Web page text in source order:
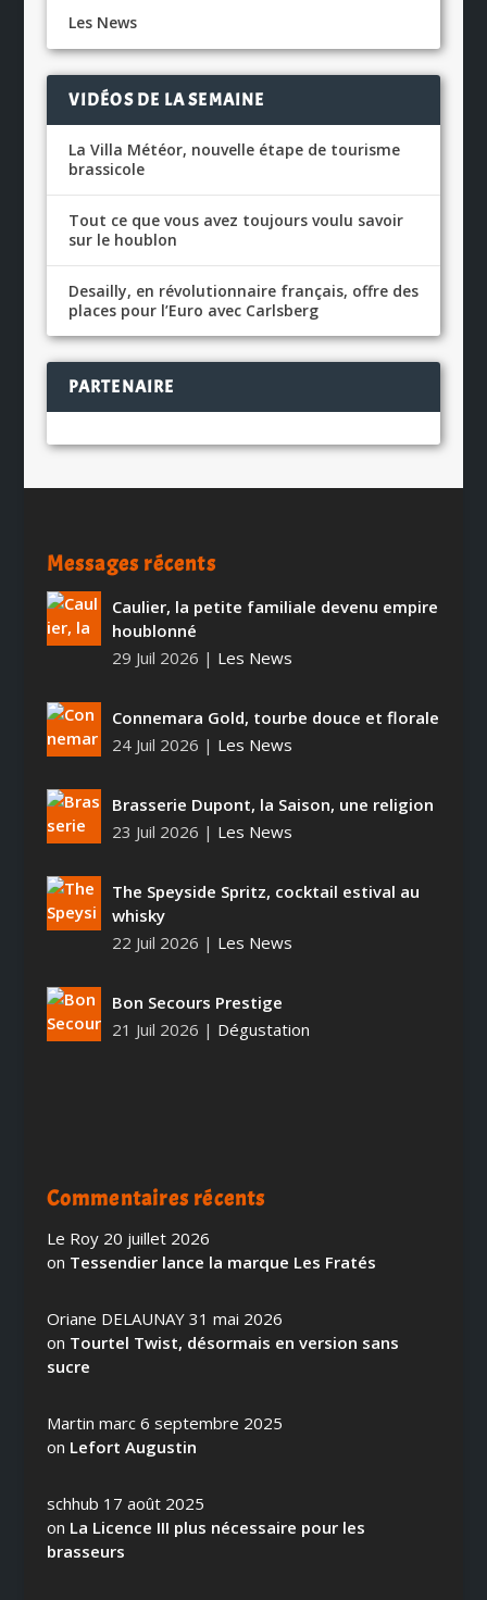
Les News
VIDÉOS DE LA SEMAINE
La Villa Météor, nouvelle étape de tourisme
brassicole
Tout ce que vous avez toujours voulu savoir
sur le houblon
Desailly, en révolutionnaire français, offre des
places pour l’Euro avec Carlsberg
PARTENAIRE
Messages récents
Caulier, la petite familiale devenu empire
houblonné
29 Juil 2026 | Les News
Connemara Gold, tourbe douce et florale
24 Juil 2026 | Les News
Brasserie Dupont, la Saison, une religion
23 Juil 2026 | Les News
The Speyside Spritz, cocktail estival au
whisky
22 Juil 2026 | Les News
Bon Secours Prestige
21 Juil 2026 | Dégustation
Commentaires récents
Le Roy 20 juillet 2026
on Tessendier lance la marque Les Fratés
Oriane DELAUNAY 31 mai 2026
on Tourtel Twist, désormais en version sans
sucre
Martin marc 6 septembre 2025
on Lefort Augustin
schhub 17 août 2025
on La Licence III plus nécessaire pour les
brasseurs